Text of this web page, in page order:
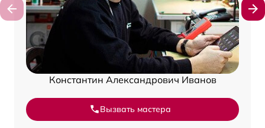
Константин Александрович Иванов
Вызвать мастера